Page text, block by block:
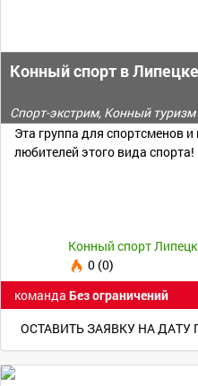
Конный спорт в Липецке
Спорт-экстрим, Конный туризм
Эта группа для спортсменов и
любителей этого вида спорта!
Конный спорт Липецк
0 (0)
команда Без ограничений
ОСТАВИТЬ ЗАЯВКУ НА ДАТУ